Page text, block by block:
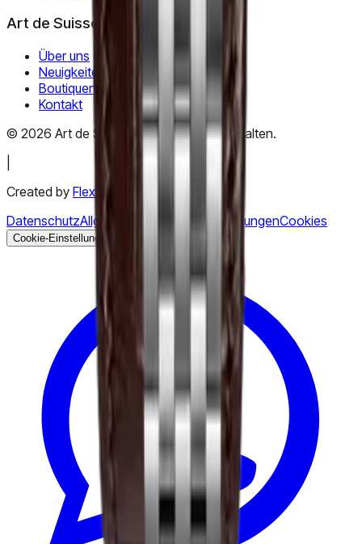
Art de Suisse
Über uns
Neuigkeiten
Boutiquen
Kontakt
© 2026 Art de Suisse. Alle Rechte vorbehalten.
Created by Flex Digital Agency
DatenschutzAllgemeine GeschäftsbedingungenCookies
Cookie-Einstellungen